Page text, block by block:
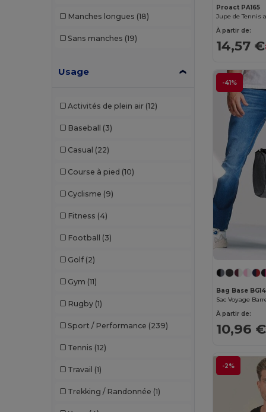
Westford mill (3)
Manches longues (18)
Sans manches (19)
Usage
Activités de plein air (12)
Baseball (3)
Casual (22)
Course à pied (10)
Cyclisme (9)
Fitness (4)
Football (3)
Golf (2)
Gym (11)
Rugby (1)
Sport / Performance (239)
Tennis (12)
Travail (1)
Trekking / Randonnée (1)
Proact PA165
À partir de:
14,57 €
-41%
Bag Base
Sac Voyage
À partir de:
10,96 €
-2%